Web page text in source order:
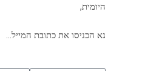
היומית,
נא הכניסו את כתובת המייל…